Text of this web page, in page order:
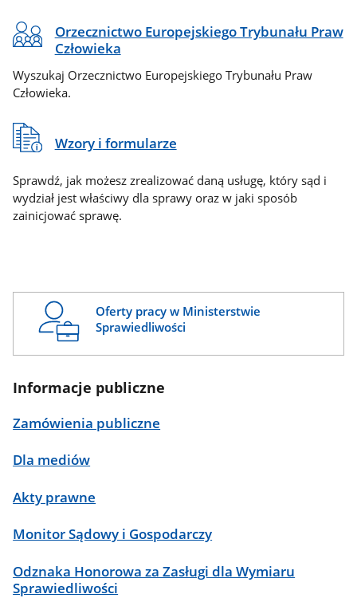
Orzecznictwo Europejskiego Trybunału Praw
Człowieka
Wyszukaj Orzecznictwo Europejskiego Trybunału Praw
Człowieka.
Wzory i formularze
Sprawdź, jak możesz zrealizować daną usługę, który sąd i
wydział jest właściwy dla sprawy oraz w jaki sposób
zainicjować sprawę.
Oferty pracy w Ministerstwie
Sprawiedliwości
Informacje publiczne
Zamówienia publiczne
Dla mediów
Akty prawne
Monitor Sądowy i Gospodarczy
Odznaka Honorowa za Zasługi dla Wymiaru
Sprawiedliwości